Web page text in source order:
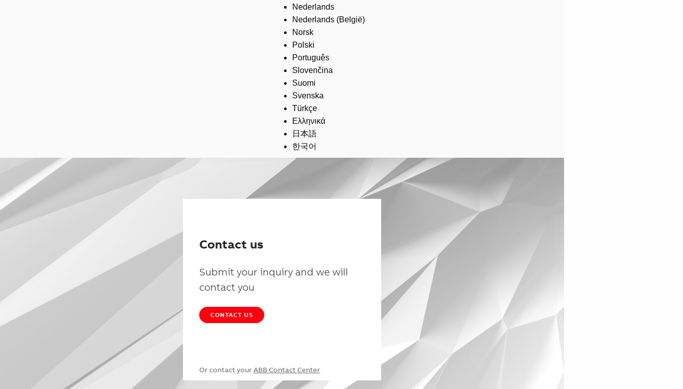
Nederlands
Nederlands (België)
Norsk
Polski
Português
Slovenčina
Suomi
Svenska
Türkçe
Ελληνικά
日本語
한국어
Contact us
Submit your inquiry and we will
contact you
CONTACT US
Or contact your ABB Contact Center